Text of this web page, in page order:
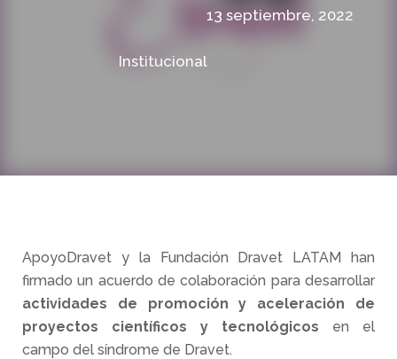
13 septiembre, 2022
Institucional
ApoyoDravet y la Fundación Dravet LATAM han
firmado un acuerdo de colaboración para desarrollar
actividades de promoción y aceleración de
proyectos científicos y tecnológicos en el
campo del síndrome de Dravet.